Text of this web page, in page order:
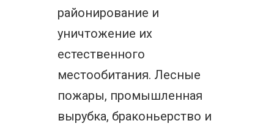
районирование и
уничтожение их
естественного
местообитания. Лесные
пожары, промышленная
вырубка, браконьерство и